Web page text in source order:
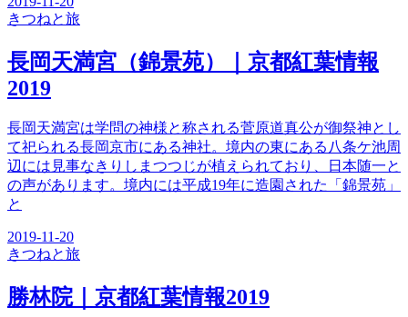
きつねと旅
長岡天満宮（錦景苑）｜京都紅葉情報
2019
長岡天満宮は学問の神様と称される菅原道真公が御祭神とし
て祀られる長岡京市にある神社。境内の東にある八条ケ池周
辺には見事なきりしまつつじが植えられており、日本随一と
の声があります。境内には平成19年に造園された「錦景苑」
と
2019-11-20
きつねと旅
勝林院｜京都紅葉情報2019